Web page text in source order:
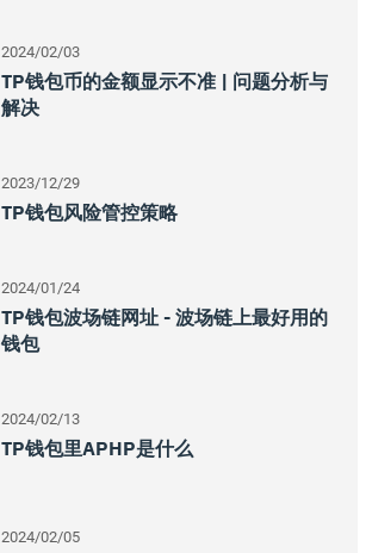
2024/02/03
TP钱包币的金额显示不准 | 问题分析与
解决
2023/12/29
TP钱包风险管控策略
2024/01/24
TP钱包波场链网址 - 波场链上最好用的
钱包
2024/02/13
TP钱包里APHP是什么
2024/02/05